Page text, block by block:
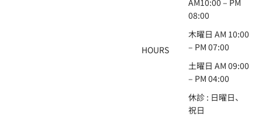
HOURS
08:00
木曜日 AM 10:00
– PM 07:00
土曜日 AM 09:00
– PM 04:00
休診 : 日曜日、
祝日